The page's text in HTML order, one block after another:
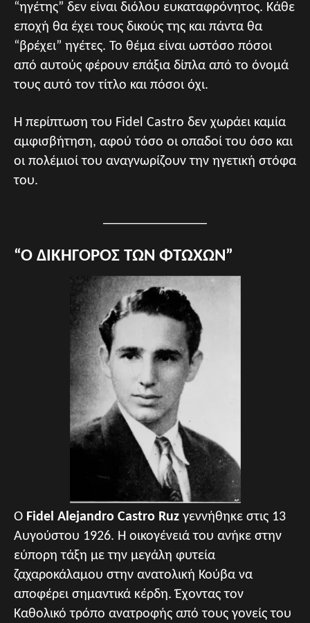
“ηγέτης” δεν είναι διόλου ευκαταφρόνητος. Κάθε
εποχή θα έχει τους δικούς της και πάντα θα
“βρέχει” ηγέτες. Το θέμα είναι ωστόσο πόσοι
από αυτούς φέρουν επάξια δίπλα από το όνομά
τους αυτό τον τίτλο και πόσοι όχι.
Η περίπτωση του Fidel Castro δεν χωράει καμία
αμφισβήτηση, αφού τόσο οι οπαδοί του όσο και
οι πολέμιοί του αναγνωρίζουν την ηγετική στόφα
του.
“Ο ΔΙΚΗΓΟΡΟΣ ΤΩΝ ΦΤΩΧΩΝ”
Ο Fidel Alejandro Castro Ruz γεννήθηκε στις 13
Αυγούστου 1926. Η οικογένειά του ανήκε στην
εύπορη τάξη με την μεγάλη φυτεία
ζαχαροκάλαμου στην ανατολική Κούβα να
αποφέρει σημαντικά κέρδη. Έχοντας τον
Καθολικό τρόπο ανατροφής από τους γονείς του